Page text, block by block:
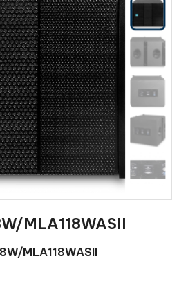
MLA118WASII
MLA118WASII